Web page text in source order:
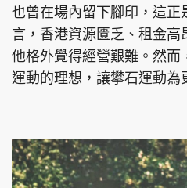
也曾在場內留下腳印，這正
言，香港資源匱乏、租金
他格外覺得經營艱難。然而
運動的理想，讓攀石運動為